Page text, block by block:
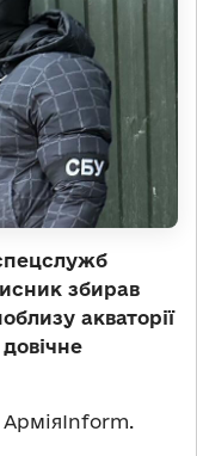
збирав
акваторії